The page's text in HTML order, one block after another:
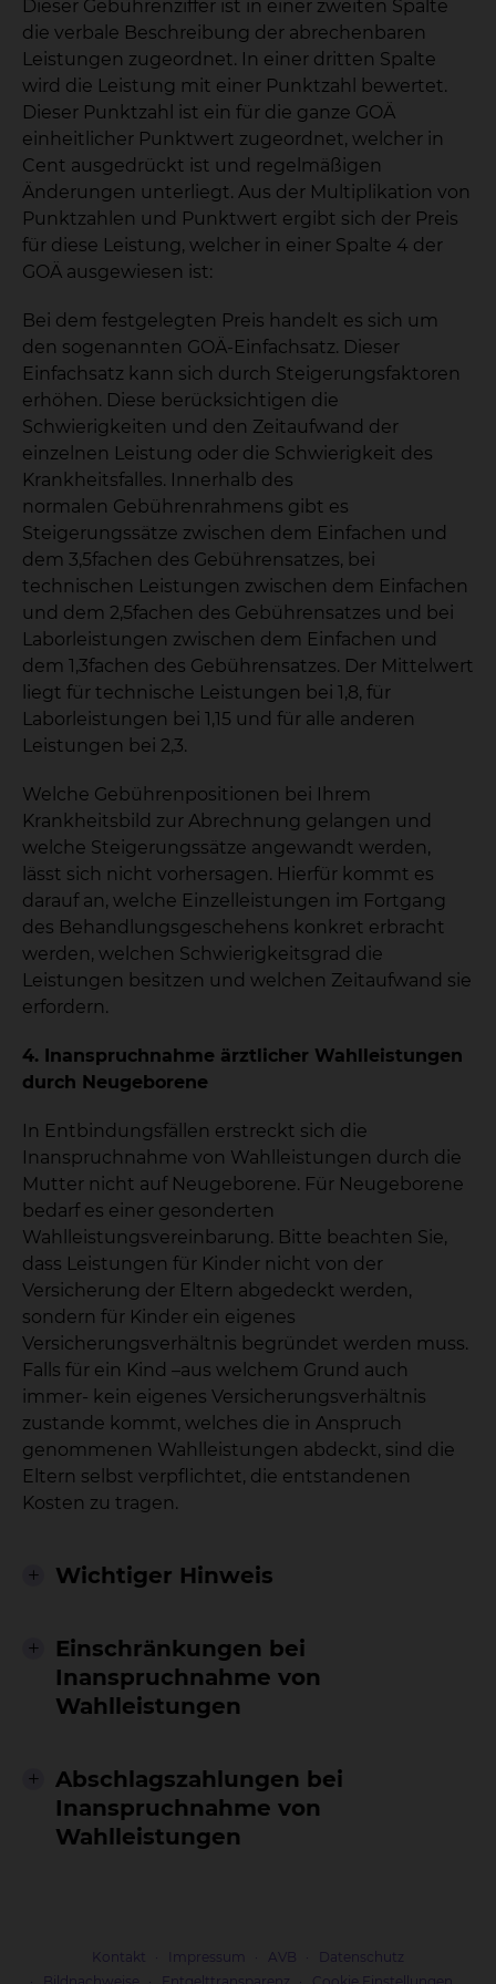
Dieser Gebührenziffer ist in einer zweiten Spalte
die verbale Beschreibung der abrechenbaren
Leistungen zugeordnet. In einer dritten Spalte
wird die Leistung mit einer Punktzahl bewertet.
Dieser Punktzahl ist ein für die ganze GOÄ
einheitlicher Punktwert zugeordnet, welcher in
Cent ausgedrückt ist und regelmäßigen
Änderungen unterliegt. Aus der Multiplikation von
Punktzahlen und Punktwert ergibt sich der Preis
für diese Leistung, welcher in einer Spalte 4 der
GOÄ ausgewiesen ist:
Bei dem festgelegten Preis handelt es sich um
den sogenannten GOÄ-Einfachsatz. Dieser
Einfachsatz kann sich durch Steigerungsfaktoren
erhöhen. Diese berücksichtigen die
Schwierigkeiten und den Zeitaufwand der
einzelnen Leistung oder die Schwierigkeit des
Krankheitsfalles. Innerhalb des
normalen Gebührenrahmens gibt es
Steigerungssätze zwischen dem Einfachen und
dem 3,5fachen des Gebührensatzes, bei
technischen Leistungen zwischen dem Einfachen
und dem 2,5fachen des Gebührensatzes und bei
Laborleistungen zwischen dem Einfachen und
dem 1,3fachen des Gebührensatzes. Der Mittelwert
liegt für technische Leistungen bei 1,8, für
Laborleistungen bei 1,15 und für alle anderen
Leistungen bei 2,3.
Welche Gebührenpositionen bei Ihrem
Krankheitsbild zur Abrechnung gelangen und
welche Steigerungssätze angewandt werden,
lässt sich nicht vorhersagen. Hierfür kommt es
darauf an, welche Einzelleistungen im Fortgang
des Behandlungsgeschehens konkret erbracht
werden, welchen Schwierigkeitsgrad die
Leistungen besitzen und welchen Zeitaufwand sie
erfordern.
4. Inanspruchnahme ärztlicher Wahlleistungen
durch Neugeborene
In Entbindungsfällen erstreckt sich die
Inanspruchnahme von Wahlleistungen durch die
Mutter nicht auf Neugeborene. Für Neugeborene
bedarf es einer gesonderten
Wahlleistungsvereinbarung. Bitte beachten Sie,
dass Leistungen für Kinder nicht von der
Versicherung der Eltern abgedeckt werden,
sondern für Kinder ein eigenes
Versicherungsverhältnis begründet werden muss.
Falls für ein Kind –aus welchem Grund auch
immer- kein eigenes Versicherungsverhältnis
zustande kommt, welches die in Anspruch
genommenen Wahlleistungen abdeckt, sind die
Eltern selbst verpflichtet, die entstandenen
Kosten zu tragen.
Wichtiger Hinweis
Einschränkungen bei
Inanspruchnahme von
Wahlleistungen
Abschlagszahlungen bei
Inanspruchnahme von
Wahlleistungen
Kontakt Impressum AVB
Datenschutz